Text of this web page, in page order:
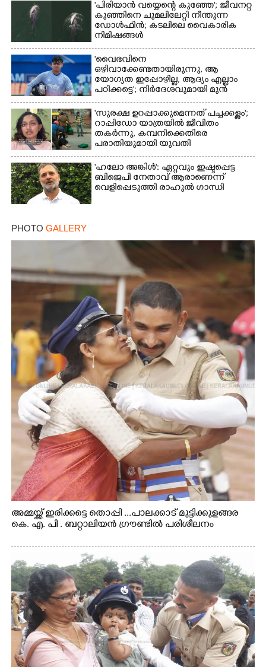
'പിരിയാൻ വയ്യെന്റെ കുഞ്ഞേ'; ജീവനറ്റ
കുഞ്ഞിനെ ചുമലിലേറ്റി നീന്തുന്ന
ഡോൾഫിൻ; കടലിലെ വൈകാരിക
നിമിഷങ്ങൾ
'വൈഭവിനെ
ഒഴിവാക്കേണ്ടതായിരുന്നു,​ ആ
യോഗ്യത ഇപ്പോഴില്ല, ആദ്യം എല്ലാം
പഠിക്കട്ടെ'; നിർദേശവുമായി മുൻ
ക്രിക്കറ്റ് താരം
'സുരക്ഷ ഉറപ്പാക്കുമെന്നത് പച്ചക്കള്ളം';
റാപ്പിഡോ യാത്രയിൽ ജീവിതം
തകർന്നു, കമ്പനിക്കെതിരെ
പരാതിയുമായി യുവതി
'ഹലോ അങ്കിൾ': ഏറ്റവും ഇഷ്ടപ്പെട്ട
ബിജെപി നേതാവ് ആരാണെന്ന്
വെളിപ്പെടുത്തി രാഹുൽ ഗാന്ധി
PHOTO GALLERY
അമ്മയ്ക്ക് ഇരിക്കട്ടെ തൊപ്പി ...പാലക്കാട് മുട്ടിക്കുളങ്ങര
കെ. എ. പി . ബറ്റാലിയൻ ഗ്രൗണ്ടിൽ പരിശീലനം
Share this link
Copy Link